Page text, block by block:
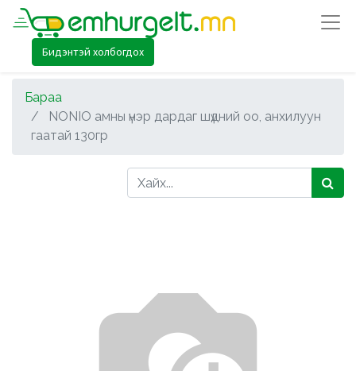
Бидэнтэй холбогдох
Бараа
NONIO амны үнэр дардаг шүдний оо, анхилуун
гаатай 130гр